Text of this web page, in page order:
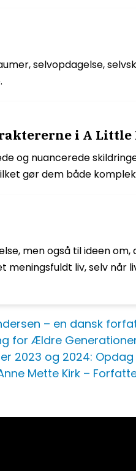
selvopdagelse,
i A Little
og nuancerede
gør dem både
men også til ideen
liv, selv når
– en dansk
for Ældre
2023 og 2024:
Mette Kirk –